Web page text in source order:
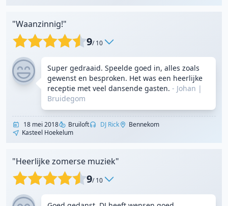
"Waanzinnig!"
9/ 10
Super gedraaid. Speelde goed in, alles zoals
gewenst en besproken. Het was een heerlijke
receptie met veel dansende gasten. - Johan |
Bruidegom
18 mei 2018 Bruiloft DJ Rick
Bennekom
Kasteel Hoekelum
"Heerlijke zomerse muziek"
9/ 10